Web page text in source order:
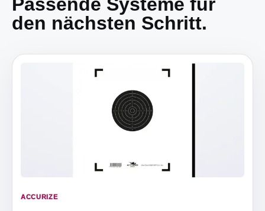
den nächsten Schritt.
ACCURIZE